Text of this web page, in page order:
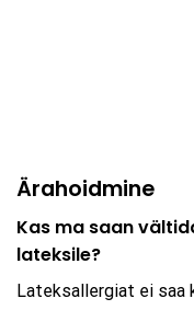
Ärahoidmine
Kas ma saan
lateksile?
Lateksallergiat ei saa